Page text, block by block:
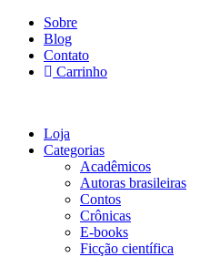
Sobre
Blog
Contato
Carrinho
Loja
Categorias
Acadêmicos
Autoras brasileiras
Contos
Crônicas
E-books
Ficção científica